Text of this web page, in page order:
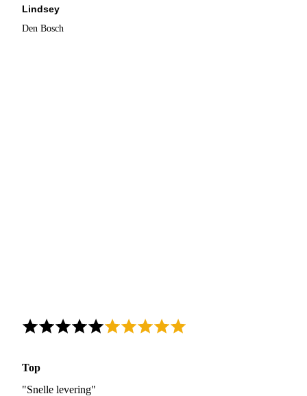
Lindsey
Den Bosch
Top
"Snelle levering"